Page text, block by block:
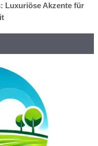
Luxuriöse Akzente für